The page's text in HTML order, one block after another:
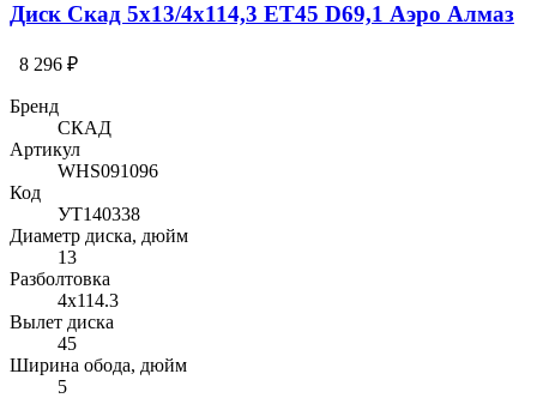
Диск Скад 5x13/4x114,3 ET45 D69,1 Аэро Алмаз
8 296 ₽
Бренд
СКАД
Артикул
WHS091096
Код
УТ140338
Диаметр диска, дюйм
13
Разболтовка
4x114.3
Вылет диска
45
Ширина обода, дюйм
5